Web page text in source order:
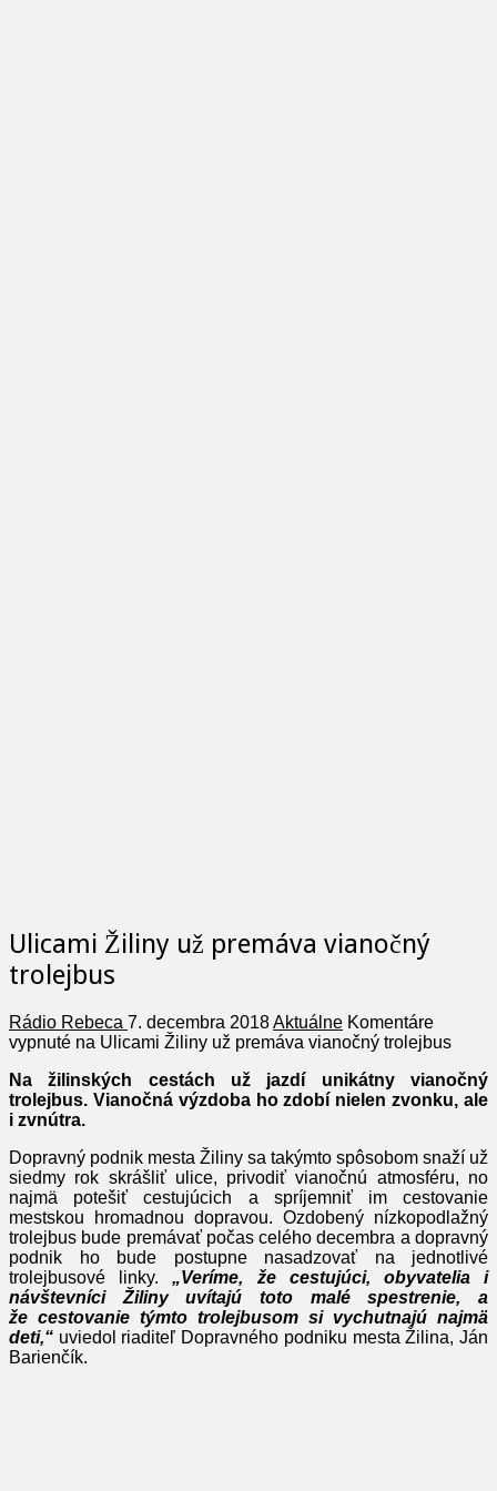
Ulicami Žiliny už premáva vianočný
trolejbus
Rádio Rebeca 7. decembra 2018Aktuálne Komentáre
vypnuté na Ulicami Žiliny už premáva vianočný trolejbus
Na žilinských cestách už jazdí unikátny vianočný
trolejbus. Vianočná výzdoba ho zdobí nielen zvonku, ale
i zvnútra.
Dopravný podnik mesta Žiliny sa takýmto spôsobom snaží už
siedmy rok skrášliť ulice, privodiť vianočnú atmosféru, no
najmä potešiť cestujúcich a spríjemniť im cestovanie
mestskou hromadnou dopravou. Ozdobený nízkopodlažný
trolejbus bude premávať počas celého decembra a dopravný
podnik ho bude postupne nasadzovať na jednotlivé
trolejbusové linky.„Veríme, že cestujúci, obyvatelia i
návštevníci Žiliny uvítajú toto malé spestrenie, a
že cestovanie týmto trolejbusom si vychutnajú najmä
deti,“ uviedol riaditeľ Dopravného podniku mesta Žilina, Ján
Barienčík.